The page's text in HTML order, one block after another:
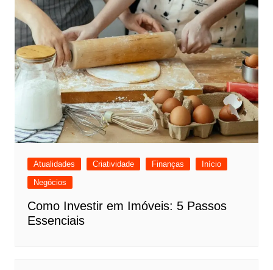
Atualidades Criatividade Finanças
Início
Negócios
Como Investir em Imóveis: 5 Passos
Essenciais